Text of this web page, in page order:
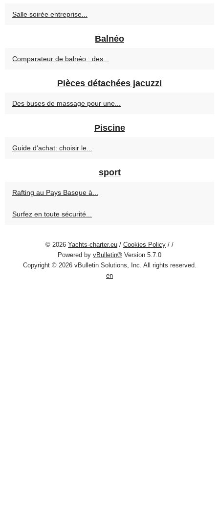
Salle soirée entreprise...
Balnéo
Comparateur de balnéo : des...
Pièces détachées jacuzzi
Des buses de massage pour une...
Piscine
Guide d'achat: choisir le...
sport
Rafting au Pays Basque à...
Surfez en toute sécurité...
© 2026 Yachts-charter.eu / Cookies Policy / /
Powered by vBulletin® Version 5.7.0
Copyright © 2026 vBulletin Solutions, Inc. All rights reserved.
en